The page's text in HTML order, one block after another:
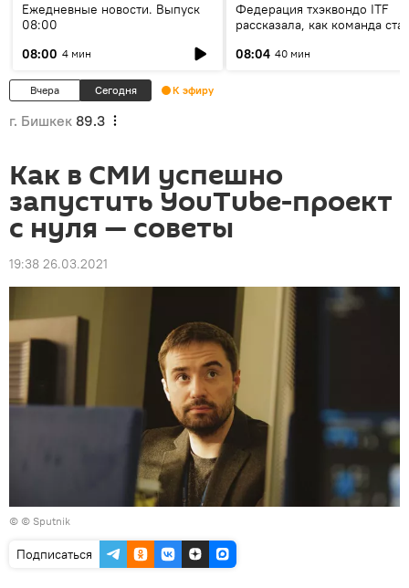
Ежедневные новости. Выпуск
08:00
08:00 4 мин
Федерация тхэквондо ITF
рассказала, как команда
08:04 40 мин
Вчера Сегодня К эфиру
г. Бишкек 89.3
Как в СМИ успешно
запустить YouTube-проект
с нуля — советы
19:38 26.03.2021
© © Sputnik
Подписаться